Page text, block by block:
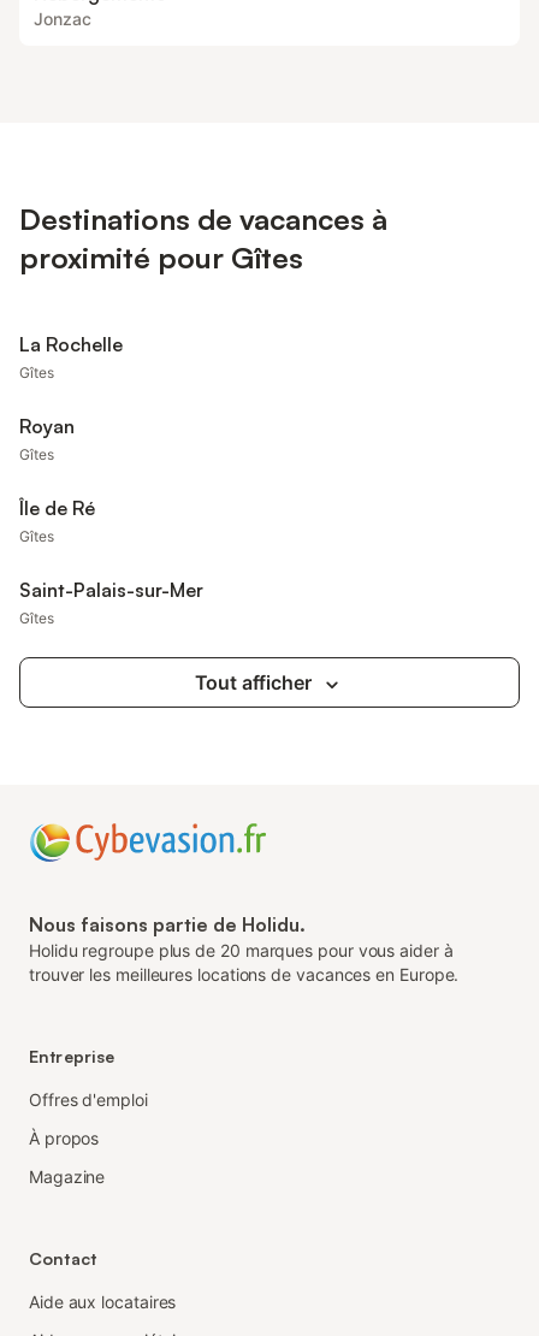
Jonzac
Destinations de vacances à
proximité pour Gîtes
La Rochelle
Gîtes
Royan
Gîtes
Île de Ré
Gîtes
Saint-Palais-sur-Mer
Gîtes
Tout afficher
Nous faisons partie de Holidu.
Holidu regroupe plus de 20 marques pour vous aider à
trouver les meilleures locations de vacances en Europe.
Entreprise
Offres d'emploi
À propos
Magazine
Contact
Aide aux locataires